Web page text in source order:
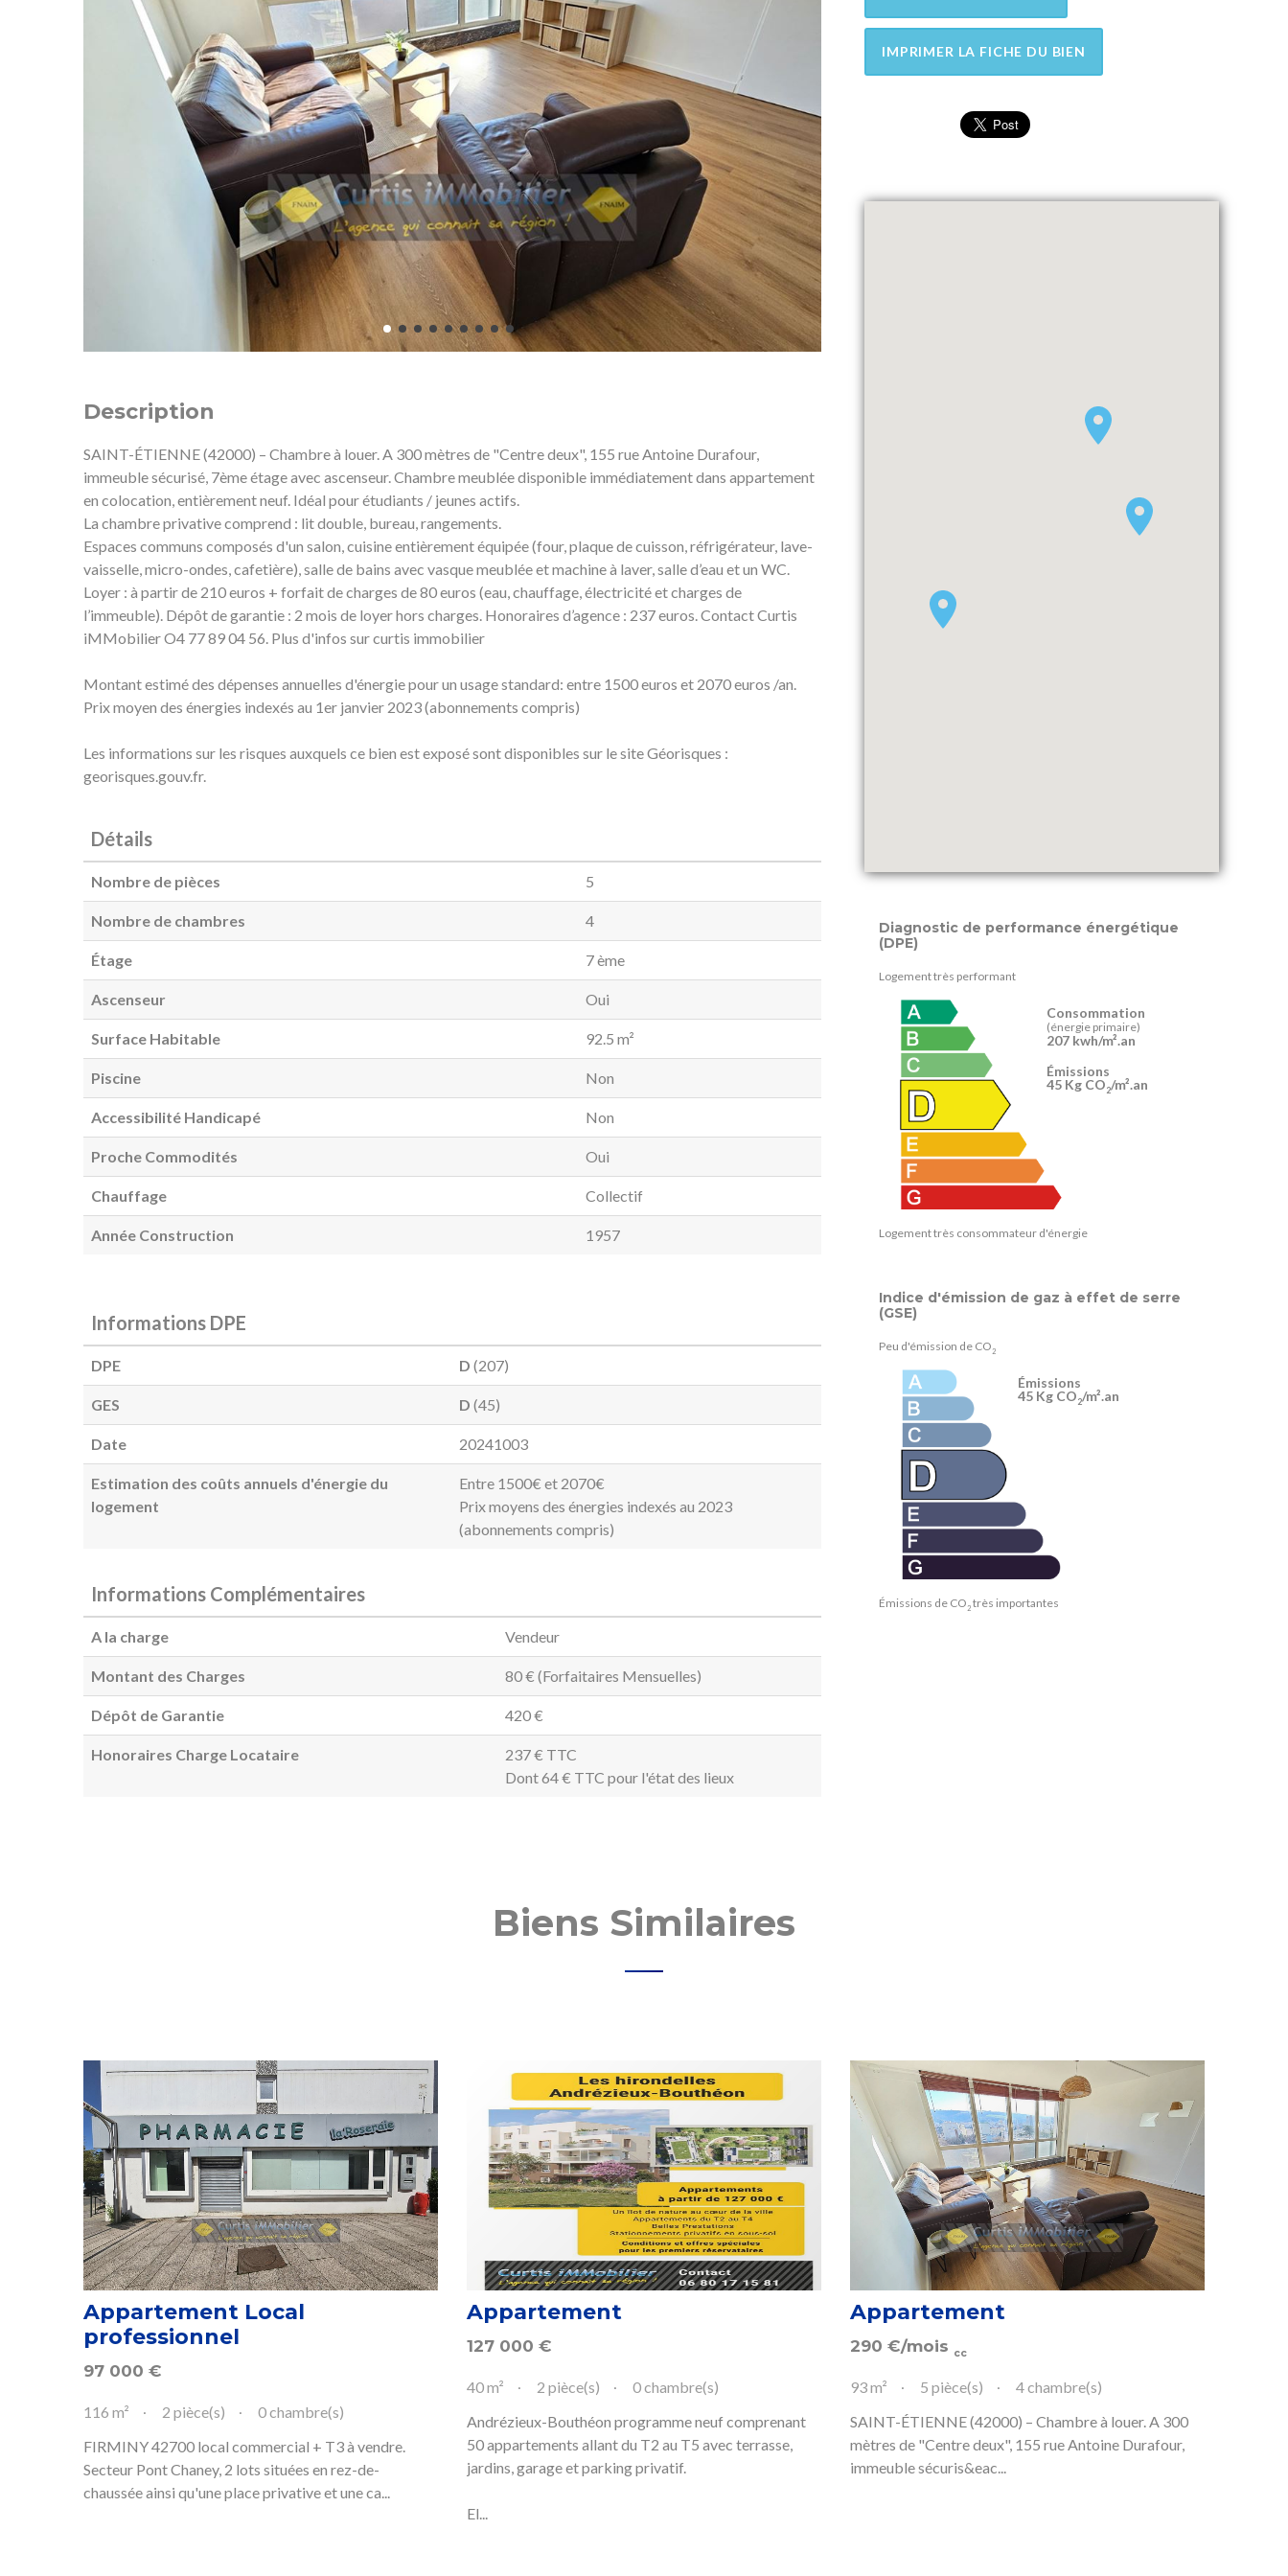
Description
SAINT-ÉTIENNE (42000) – Chambre à louer. A 300 mètres de "Centre deux", 155 rue Antoine Durafour,
immeuble sécurisé, 7ème étage avec ascenseur. Chambre meublée disponible immédiatement dans appartement
en colocation, entièrement neuf. Idéal pour étudiants / jeunes actifs.
La chambre privative comprend : lit double, bureau, rangements.
Espaces communs composés d'un salon, cuisine entièrement équipée (four, plaque de cuisson, réfrigérateur, lave-
vaisselle, micro-ondes, cafetière), salle de bains avec vasque meublée et machine à laver, salle d’eau et un WC.
Loyer : à partir de 210 euros + forfait de charges de 80 euros (eau, chauffage, électricité et charges de
l’immeuble). Dépôt de garantie : 2 mois de loyer hors charges. Honoraires d’agence : 237 euros. Contact Curtis
iMMobilier O4 77 89 04 56. Plus d'infos sur curtis immobilier
Montant estimé des dépenses annuelles d'énergie pour un usage standard: entre 1500 euros et 2070 euros /an.
Prix moyen des énergies indexés au 1er janvier 2023 (abonnements compris)
Les informations sur les risques auxquels ce bien est exposé sont disponibles sur le site Géorisques :
georisques.gouv.fr.
Détails
Nombre de pièces 5
Nombre de chambres 4
Étage 7 ème
Ascenseur Oui
Surface Habitable 92.5 m²
Piscine Non
Accessibilité Handicapé Non
Proche Commodités Oui
Chauffage Collectif
Année Construction 1957
Informations DPE
DPE D (207)
GES D (45)
Date 20241003
Estimation des coûts annuels d'énergie du
logement
Entre 1500€ et 2070€
Prix moyens des énergies indexés au 2023
(abonnements compris)
Informations Complémentaires
A la charge Vendeur
Montant des Charges 80 € (Forfaitaires Mensuelles)
Dépôt de Garantie 420 €
Honoraires Charge Locataire
237 € TTC
Dont 64 € TTC pour l'état des lieux
Diagnostic de performance énergétique
(DPE)
Logement très performant
Logement très consommateur d'énergie
Consommation
(énergie primaire)
207 kwh/m².an
Émissions
45 Kg CO2/m².an
Indice d'émission de gaz à effet de serre
(GSE)
Peu d'émission de CO 2
Émissions de CO 2 très importantes
Émissions
45 Kg CO2/m².an
IMPRIMER LA FICHE DU BIEN
Biens Similaires
Appartement Local
professionnel
97 000 €
116 m² 2 pièce(s)
0 chambre(s)
FIRMINY 42700 local commercial + T3 à vendre.
Secteur Pont Chaney, 2 lots situées en rez-de-
chaussée ainsi qu'une place privative et une ca...
Appartement
127 000 €
40 m² 2 pièce(s)
0 chambre(s)
Andrézieux-Bouthéon programme neuf comprenant
50 appartements allant du T2 au T5 avec terrasse,
jardins, garage et parking privatif.
El...
Appartement
290 €/mois cc
93 m² 5 pièce(s)
4 chambre(s)
SAINT-ÉTIENNE (42000) – Chambre à louer. A 300
mètres de "Centre deux", 155 rue Antoine Durafour,
immeuble sécuris&eac...